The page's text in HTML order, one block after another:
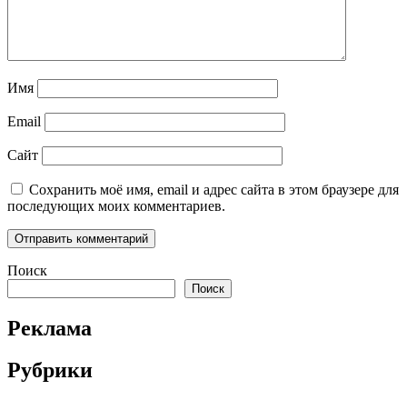
Имя
Email
Сайт
Сохранить моё имя, email и адрес сайта в этом браузере для
последующих моих комментариев.
Поиск
Поиск
Реклама
Рубрики